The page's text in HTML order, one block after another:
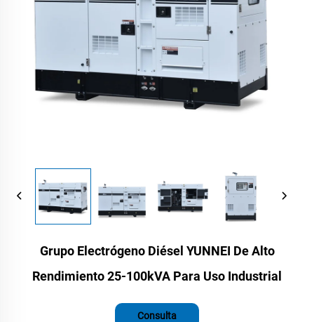
Grupo Electrógeno Diésel YUNNEI De Alto
Rendimiento 25-100kVA Para Uso Industrial
Consulta